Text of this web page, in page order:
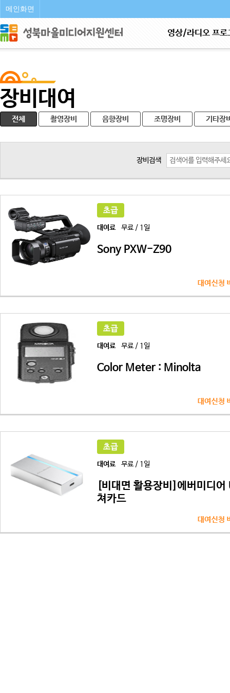
메인화면
영상/라디오 프로
장비대여
전체 촬영장비 음향장비 조명장비 기타장
장비검색
대여료무료 / 1일
Sony PXW-Z90
대여료무료 / 1일
Color Meter : Minolta
대여료무료 / 1일
[비대면 활용장비]에버미디어
쳐카드